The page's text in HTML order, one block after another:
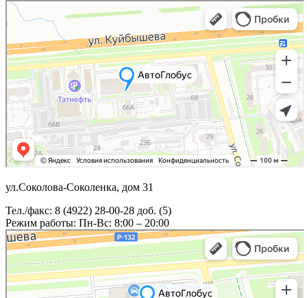
ул.Соколова-Соколенка, дом 31
Тел./факс: 8 (4922) 28-00-28 доб. (5)
Режим работы: Пн-Вс: 8:00 – 20:00